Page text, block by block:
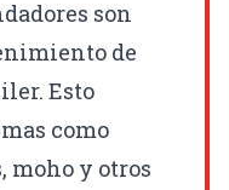
son
de
Esto
como
moho y otros